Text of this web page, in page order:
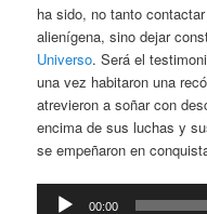
ha sido, no tanto
alienígena, sino dejar
Universo. Será el
una vez habitaron una
atrevieron a soñar con
encima de sus luchas y
se empeñaron en
Reproductor
00:00